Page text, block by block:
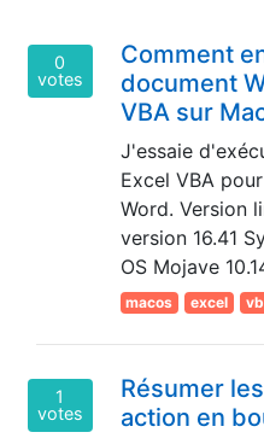
0
votes
Comment
document
VBA sur
J'essaie
Excel VBA
Word. Version
version 16.41
OS Mojave
macos excel
1
votes
Résumer
action en